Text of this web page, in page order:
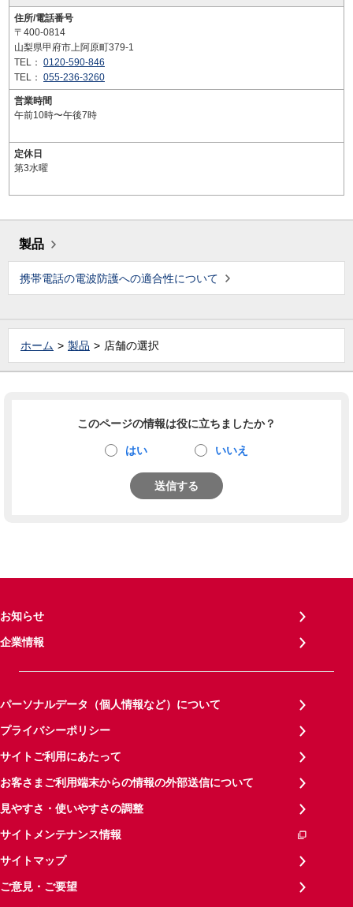
住所/電話番号
〒400-0814
山梨県甲府市上阿原町379-1
TEL： 0120-590-846
TEL： 055-236-3260
営業時間
午前10時〜午後7時
定休日
第3水曜
製品
携帯電話の電波防護への適合性について
ホーム 製品 店舗の選択
このページの情報は役に立ちましたか？
はい いいえ
送信する
お知らせ
企業情報
パーソナルデータ（個人情報など）について
プライバシーポリシー
サイトご利用にあたって
お客さまご利用端末からの情報の外部送信について
見やすさ・使いやすさの調整
サイトメンテナンス情報
サイトマップ
ご意見・ご要望